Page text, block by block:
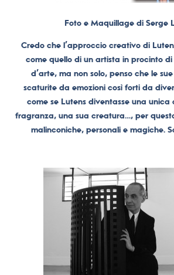
Foto e Maquillage di Serge
Credo che l’approccio creativo di
come quello di un artista in procinto
d’arte, ma non solo, penso che le
scaturite da emozioni così forti da
come se Lutens diventasse una unica
fragranza, una sua creatura…, per
malinconiche, personali e magiche.